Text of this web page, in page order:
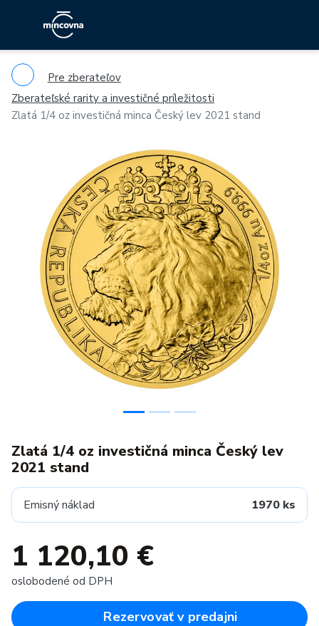
Pre zberateľov
Zberateľské rarity a investičné príležitosti
Zlatá 1/4 oz investičná minca Český lev 2021 stand
Previous
Zlatá 1/4 oz investičná minca Český lev
2021 stand
Emisný náklad 1970 ks
1 120,10 €
oslobodené od DPH
Rezervovať v predajni